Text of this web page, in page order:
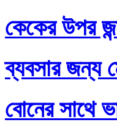
কেকের উপর
ব্যবসার জন্য
বোনের সাথে